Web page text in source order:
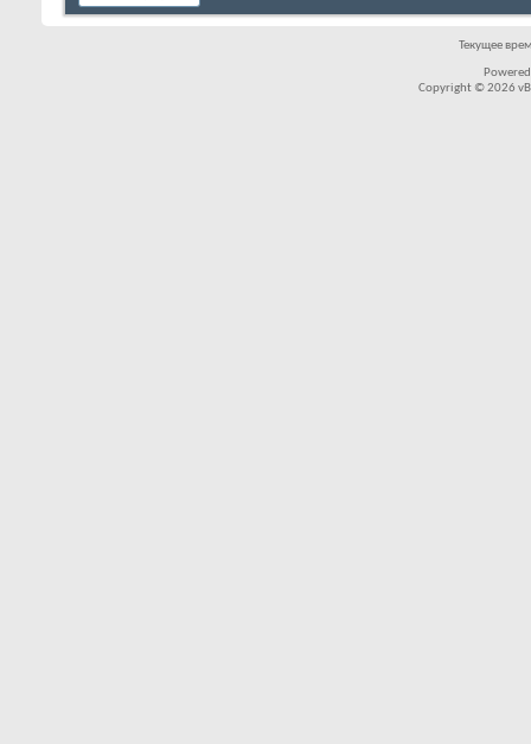
Текущее
Copyright © 2026